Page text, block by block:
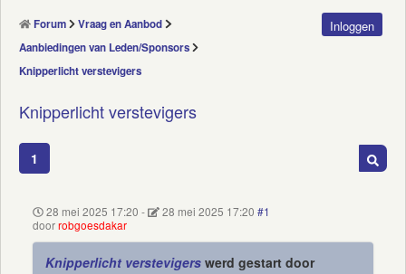
Inloggen
Forum
Vraag en Aanbod
Aanbiedingen van Leden/Sponsors
Knipperlicht verstevigers
Knipperlicht verstevigers
1
28 mei 2025 17:20 - 28 mei 2025 17:20 #1
doorrobgoesdakar
Knipperlicht verstevigers werd gestart door